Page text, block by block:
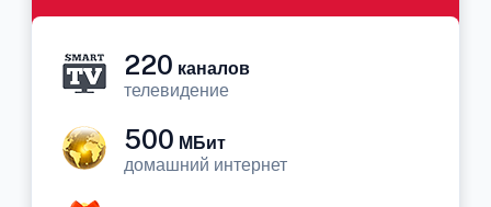
220 каналов
телевидение
500 МБит
домашний интернет